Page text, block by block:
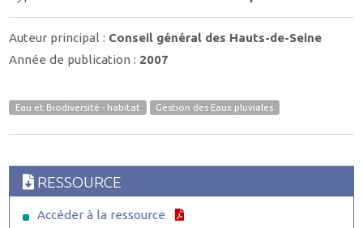
Auteur principal : Conseil général des Hauts-de-Seine
Année de publication : 2007
Eau et Biodiversité - habitat Gestion des Eaux pluviales
RESSOURCE
Accéder à la ressource